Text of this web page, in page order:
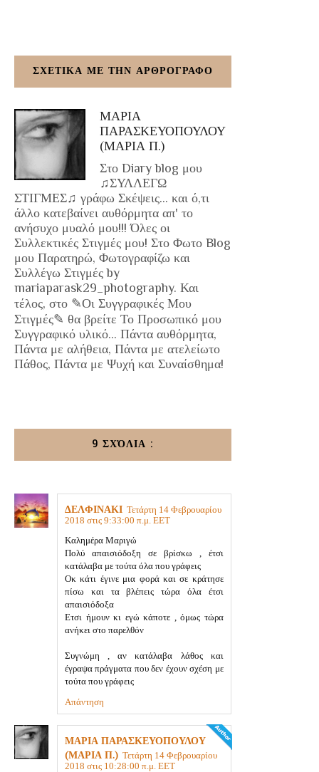
ΣΧΕΤΙΚΑ ΜΕ ΤΗΝ ΑΡΘΡΟΓΡΑΦΟ
ΜΑΡΙΑ
ΠΑΡΑΣΚΕΥΟΠΟΥΛΟΥ
(ΜΑΡΙΑ Π.)
Στο Diary blog μου
♫ΣΥΛΛΕΓΩ
ΣΤΙΓΜΕΣ♫ γράφω Σκέψεις... και ό,τι
άλλο κατεβαίνει αυθόρμητα απ' το
ανήσυχο μυαλό μου!!! Όλες οι
Συλλεκτικές Στιγμές μου! Στο Φωτο Blog
μου Παρατηρώ, Φωτογραφίζω και
Συλλέγω Στιγμές by
mariaparask29_photography. Και
τέλος, στο ✎Οι Συγγραφικές Μου
Στιγμές✎ θα βρείτε Το Προσωπικό μου
Συγγραφικό υλικό... Πάντα αυθόρμητα,
Πάντα με αλήθεια, Πάντα με ατελείωτο
Πάθος, Πάντα με Ψυχή και Συναίσθημα!
9 ΣΧΌΛΙΑ :
ΔΕΛΦΙΝΑΚΙ Τετάρτη 14 Φεβρουαρίου
2018 στις 9:33:00 π.μ. EET
Kαλημέρα Μαριγώ
Πολύ απαισιόδοξη σε βρίσκω , έτσι
κατάλαβα με τούτα όλα που γράφεις
Οκ κάτι έγινε μια φορά και σε κράτησε
πίσω και τα βλέπεις τώρα όλα έτσι
απαισιόδοξα
Ετσι ήμουν κι εγώ κάποτε , όμως τώρα
ανήκει στο παρελθόν
Συγνώμη , αν κατάλαβα λάθος και
έγραψα πράγματα που δεν έχουν σχέση με
τούτα που γράφεις
Απάντηση
ΜΑΡΙΑ ΠΑΡΑΣΚΕΥΟΠΟΥΛΟΥ
(ΜΑΡΙΑ Π.) Τετάρτη 14 Φεβρουαρίου
2018 στις 10:28:00 π.μ. EET